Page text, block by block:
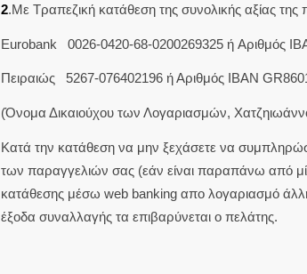
2.Με Τραπεζική κατάθεση της συνολικής αξίας
Eurobank 0026-0420-68-0200269325 ή Aριθμός
Πειραιώς 5267-076402196 ή Αριθμός IBAN
(Όνομα Δικαιούχου των Λογαριασμών,
Κατά την κατάθεση να μην ξεχάσετε να
των παραγγελιών σας (εάν είναι παραπάνω από
κατάθεσης μέσω web banking απο λογαριασμό
έξοδα συναλλαγής τα επιβαρύνεται ο πελάτης.